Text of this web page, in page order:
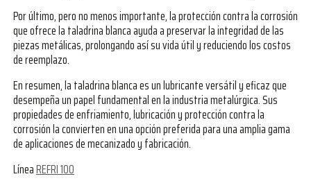
Por último, pero no menos importante, la protección contra la corrosión
que ofrece la taladrina blanca ayuda a preservar la integridad de las
piezas metálicas, prolongando así su vida útil y reduciendo los costos
de reemplazo.
En resumen, la taladrina blanca es un lubricante versátil y eficaz que
desempeña un papel fundamental en la industria metalúrgica. Sus
propiedades de enfriamiento, lubricación y protección contra la
corrosión la convierten en una opción preferida para una amplia gama
de aplicaciones de mecanizado y fabricación.
LíneaREFRI 100